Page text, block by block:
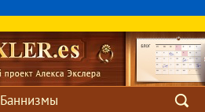
Баннизмы